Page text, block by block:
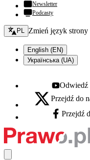
Newsletter
Podcasty
Zmień język - bieżący:
PL Zmień język strony
English (EN)
Українська (UA)
Youtube -
Odwiedź
X - otwiera się w nowej
Przejdź do
Facebook -
Przejdź